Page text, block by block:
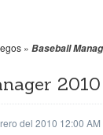
» Baseball
2010
del 2010 12:00 AM